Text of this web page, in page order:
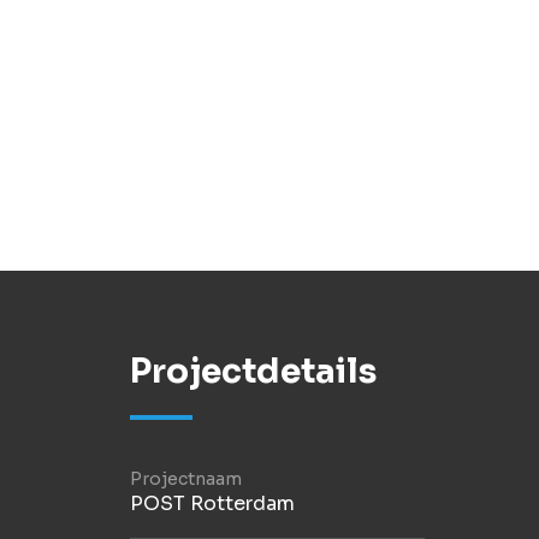
Projectdetails
Projectnaam
POST Rotterdam